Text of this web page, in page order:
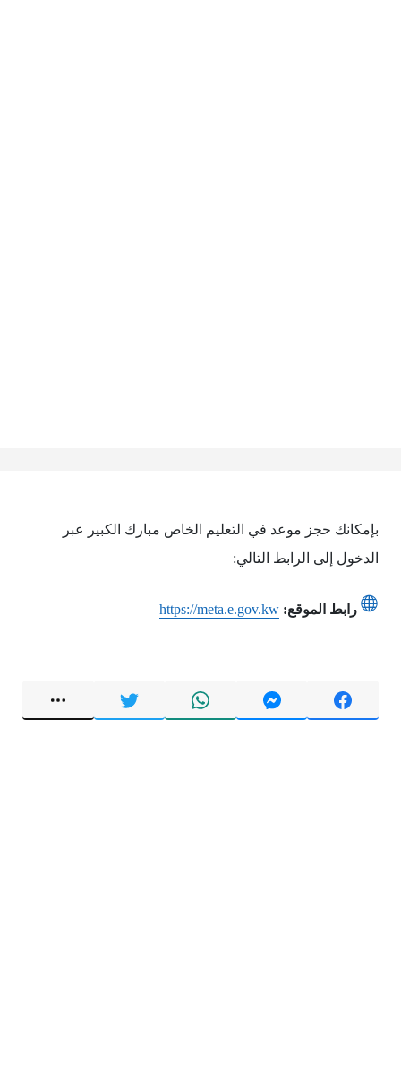
بإمكانك حجز موعد في التعليم الخاص مبارك الكبير عبر
الدخول إلى الرابط التالي:
رابط الموقع: https://meta.e.gov.kw